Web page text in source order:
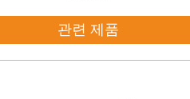
관련 제품